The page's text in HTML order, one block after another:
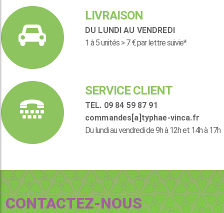
LIVRAISON
DU LUNDI AU VENDREDI
1 à 5 unités > 7 € par lettre suivie*
SERVICE CLIENT
TEL. 09 84 59 87 91
commandes[a]typhae-vinca.fr
Du lundi au vendredi de 9h à 12h et 14h à 17h
CONTACTEZ-NOUS